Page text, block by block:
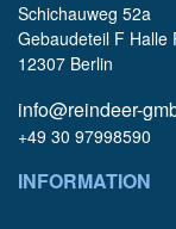
Schichauweg 52a
Gebaudeteil F Halle
12307 Berlin
info@reindeer-
+49 30 97998590
INFORMATION